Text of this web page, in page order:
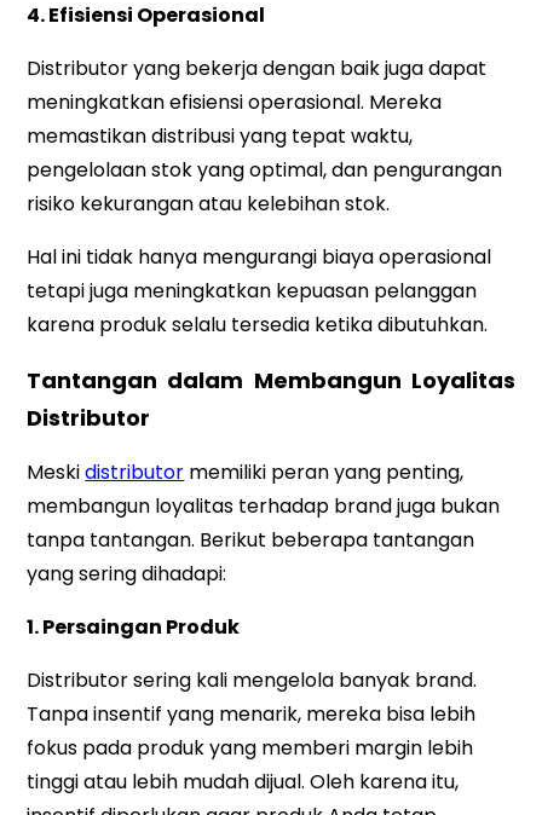
4. Efisiensi Operasional
Distributor yang bekerja dengan baik juga dapat
meningkatkan efisiensi operasional. Mereka
memastikan distribusi yang tepat waktu,
pengelolaan stok yang optimal, dan pengurangan
risiko kekurangan atau kelebihan stok.
Hal ini tidak hanya mengurangi biaya operasional
tetapi juga meningkatkan kepuasan pelanggan
karena produk selalu tersedia ketika dibutuhkan.
Tantangan dalam Membangun Loyalitas
Distributor
Meskidistributor memiliki peran yang penting,
membangun loyalitas terhadap brand juga bukan
tanpa tantangan. Berikut beberapa tantangan
yang sering dihadapi:
1. Persaingan Produk
Distributor sering kali mengelola banyak brand.
Tanpa insentif yang menarik, mereka bisa lebih
fokus pada produk yang memberi margin lebih
tinggi atau lebih mudah dijual. Oleh karena itu,